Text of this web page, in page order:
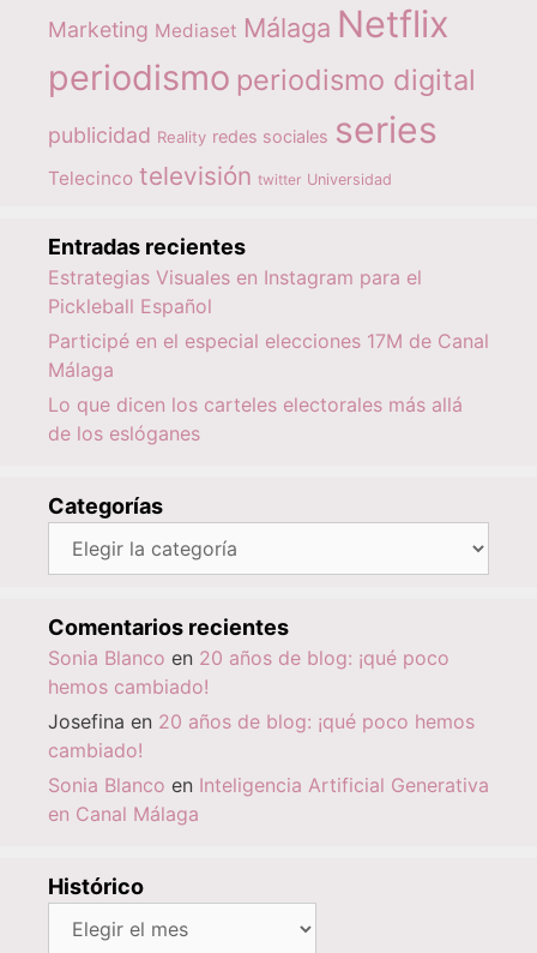
Marketing Mediaset Málaga Netflix
periodismo periodismo digital
publicidad Reality redes sociales series
Telecinco televisión twitter Universidad
Entradas recientes
Estrategias Visuales en Instagram para el
Pickleball Español
Participé en el especial elecciones 17M de Canal
Málaga
Lo que dicen los carteles electorales más allá
de los eslóganes
Categorías
Categorías
Comentarios recientes
Sonia Blanco en 20 años de blog: ¡qué poco
hemos cambiado!
Josefina en 20 años de blog: ¡qué poco hemos
cambiado!
Sonia Blanco en Inteligencia Artificial Generativa
en Canal Málaga
Histórico
Histórico